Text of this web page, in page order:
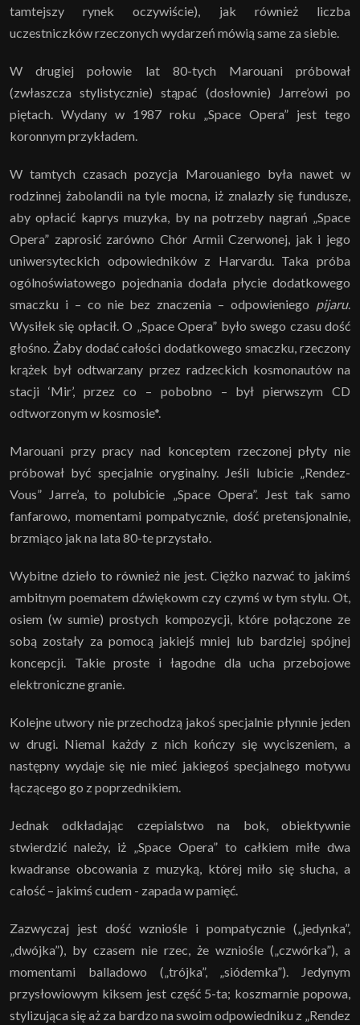
tamtejszy rynek oczywiście), jak również liczba
uczestniczków rzeczonych wydarzeń mówią same za siebie.
W drugiej połowie lat 80-tych Marouani próbował
(zwłaszcza stylistycznie) stąpać (dosłownie) Jarre’owi po
piętach. Wydany w 1987 roku „Space Opera” jest tego
koronnym przykładem.
W tamtych czasach pozycja Marouaniego była nawet w
rodzinnej żabolandii na tyle mocna, iż znalazły się fundusze,
aby opłacić kaprys muzyka, by na potrzeby nagrań „Space
Opera” zaprosić zarówno Chór Armii Czerwonej, jak i jego
uniwersyteckich odpowiedników z Harvardu. Taka próba
ogólnoświatowego pojednania dodała płycie dodatkowego
smaczku i – co nie bez znaczenia – odpowieniego pijaru.
Wysiłek się opłacił. O „Space Opera” było swego czasu dość
głośno. Żaby dodać całości dodatkowego smaczku, rzeczony
krążek był odtwarzany przez radzeckich kosmonautów na
stacji ‘Mir’, przez co – pobobno – był pierwszym CD
odtworzonym w kosmosie*.
Marouani przy pracy nad konceptem rzeczonej płyty nie
próbował być specjalnie oryginalny. Jeśli lubicie „Rendez-
Vous” Jarre’a, to polubicie „Space Opera”. Jest tak samo
fanfarowo, momentami pompatycznie, dość pretensjonalnie,
brzmiąco jak na lata 80-te przystało.
Wybitne dzieło to również nie jest. Ciężko nazwać to jakimś
ambitnym poematem dźwiękowm czy czymś w tym stylu. Ot,
osiem (w sumie) prostych kompozycji, które połączone ze
sobą zostały za pomocą jakiejś mniej lub bardziej spójnej
koncepcji. Takie proste i łagodne dla ucha przebojowe
elektroniczne granie.
Kolejne utwory nie przechodzą jakoś specjalnie płynnie jeden
w drugi. Niemal każdy z nich kończy się wyciszeniem, a
następny wydaje się nie mieć jakiegoś specjalnego motywu
łączącego go z poprzednikiem.
Jednak odkładając czepialstwo na bok, obiektywnie
stwierdzić należy, iż „Space Opera” to całkiem miłe dwa
kwadranse obcowania z muzyką, której miło się słucha, a
całość – jakimś cudem - zapada w pamięć.
Zazwyczaj jest dość wzniośle i pompatycznie („jedynka”,
„dwójka”), by czasem nie rzec, że wzniośle („czwórka”), a
momentami balladowo („trójka”, „siódemka”). Jedynym
przysłowiowym kiksem jest część 5-ta; koszmarnie popowa,
stylizująca się aż za bardzo na swoim odpowiedniku z „Rendez